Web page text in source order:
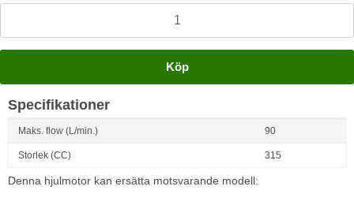
Köp
Specifikationer
Maks. flow (L/min.) 90
Storlek (CC) 315
Denna hjulmotor kan ersätta motsvarande modell: